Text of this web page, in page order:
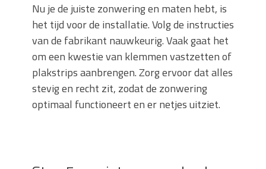
Nu je de juiste zonwering en maten hebt, is
het tijd voor de installatie. Volg de instructies
van de fabrikant nauwkeurig. Vaak gaat het
om een kwestie van klemmen vastzetten of
plakstrips aanbrengen. Zorg ervoor dat alles
stevig en recht zit, zodat de zonwering
optimaal functioneert en er netjes uitziet.